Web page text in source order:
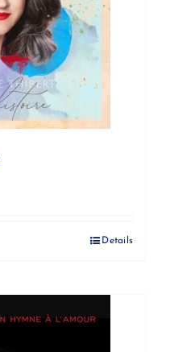
Details